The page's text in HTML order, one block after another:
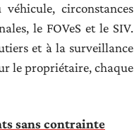
circonstances
le FOVeS et le SIV.
et à la surveillance
le propriétaire, chaque
sans contrainte